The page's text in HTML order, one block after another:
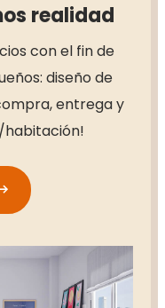
realidad
con el fin de
diseño de
entrega y
habitación!